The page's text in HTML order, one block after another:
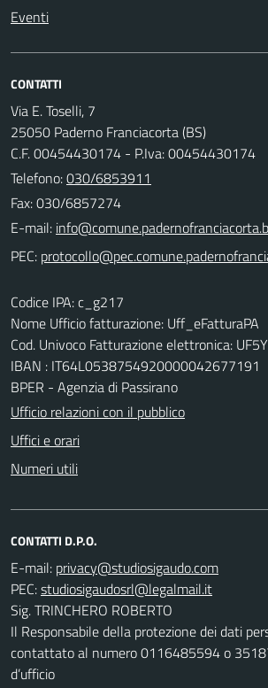
Eventi
CONTATTI
Via E. Toselli, 7
25050 Paderno Franciacorta (BS)
C.F. 00454430174 - P.Iva: 00454430174
Telefono:030/6853911
Fax: 030/6857274
E-mail:
PEC:
Codice IPA: c_g217
Nome Ufficio fatturazione: Uff_eFatturaPA
Cod. Univoco Fatturazione elettronica:
IBAN : IT64L0538754920000042677191
BPER - Agenzia di Passirano
Ufficio relazioni con il pubblico
Uffici e orari
Numeri utili
CONTATTI D.P.O.
E-mail:
PEC:
Sig. TRINCHERO ROBERTO
Il Responsabile della protezione dei dati
contattato al numero 0116485594 o
d’ufficio